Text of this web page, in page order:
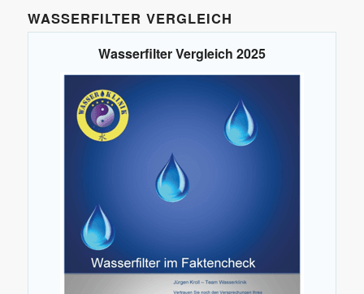
WASSERFILTER VERGLEICH
Wasserfilter Vergleich 2025